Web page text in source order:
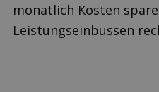
monatlich Kosten
Leistungseinbussen